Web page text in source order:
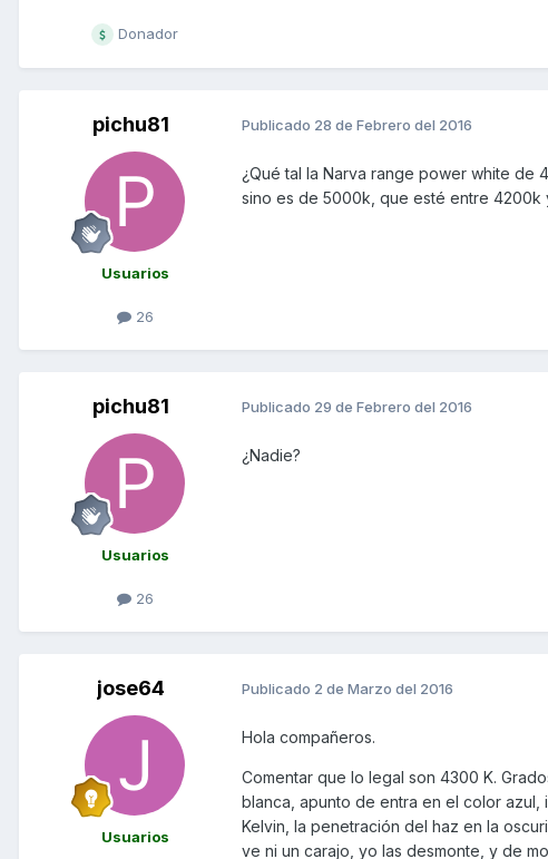
Donador
pichu81
Usuarios
26
Publicado 28 de Febrero del 2016
¿Qué tal la Narva range power white de
sino es de 5000k, que esté entre 4200k
pichu81
Usuarios
26
Publicado 29 de Febrero del 2016
¿Nadie?
jose64
Usuarios
Publicado 2 de Marzo del 2016
Hola compañeros.
Comentar que lo legal son 4300 K.
blanca, apunto de entra en el color
Kelvin, la penetración del haz en la
ve ni un carajo, yo las desmonte, y de